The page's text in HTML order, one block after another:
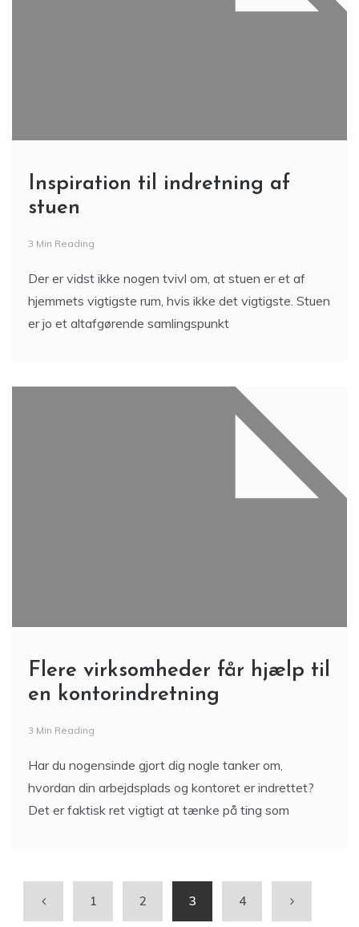
Inspiration til indretning af
stuen
3 Min Reading
Der er vidst ikke nogen tvivl om, at stuen er et af
hjemmets vigtigste rum, hvis ikke det vigtigste. Stuen
er jo et altafgørende samlingspunkt
Flere virksomheder får hjælp til
en kontorindretning
3 Min Reading
Har du nogensinde gjort dig nogle tanker om,
hvordan din arbejdsplads og kontoret er indrettet?
Det er faktisk ret vigtigt at tænke på ting som
1 2 3 4